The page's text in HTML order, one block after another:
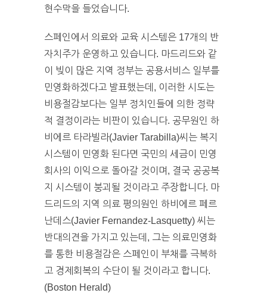
현수막을 들었습니다.
스페인에서 의료와 교육 시스템은 17개의 반
자치주가 운영하고 있습니다. 마드리드와 같
이 빚이 많은 지역 정부는 공용서비스 일부를
민영화하겠다고 발표했는데, 이러한 시도는
비용절감보다는 일부 정치인들에 의한 정략
적 결정이라는 비판이 있습니다. 공무원인 하
비에르 타라빌라(Javier Tarabilla)씨는 복지
시스템이 민영화 된다면 국민의 세금이 민영
회사의 이익으로 돌아갈 것이며, 결국 공공복
지 시스템이 붕괴될 것이라고 주장합니다. 마
드리드의 지역 의료 평의원인 하비에르 페르
난데스(Javier Fernandez-Lasquetty) 씨는
반대의견을 가지고 있는데, 그는 의료민영화
를 통한 비용절감은 스페인이 부채를 극복하
고 경제회복의 수단이 될 것이라고 합니다.
(Boston Herald)